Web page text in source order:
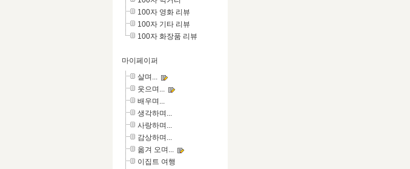
100자 영화 리뷰
100자 기타 리뷰
100자 화장품 리뷰
마이페이퍼
살며...
웃으며...
배우며...
생각하며...
사랑하며...
감상하며...
옮겨 오며...
이집트 여행